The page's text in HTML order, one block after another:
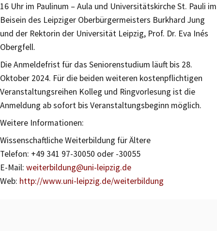
16 Uhr im Paulinum – Aula und Universitätskirche St. Pauli im
Beisein des Leipziger Oberbürgermeisters Burkhard Jung
und der Rektorin der Universität Leipzig, Prof. Dr. Eva Inés
Obergfell.
Die Anmeldefrist für das Seniorenstudium läuft bis 28.
Oktober 2024. Für die beiden weiteren kostenpflichtigen
Veranstaltungsreihen Kolleg und Ringvorlesung ist die
Anmeldung ab sofort bis Veranstaltungsbeginn möglich.
Weitere Informationen:
Wissenschaftliche Weiterbildung für Ältere
Telefon: +49 341 97-30050 oder -30055
E-Mail: weiterbildung@uni-leipzig.de
Web: http://www.uni-leipzig.de/weiterbildung